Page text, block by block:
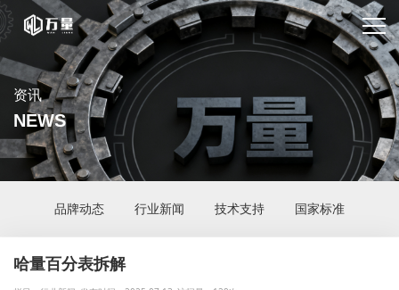
资讯
NEWS
品牌动态 行业新闻 技术支持 国家标准
哈量百分表拆解